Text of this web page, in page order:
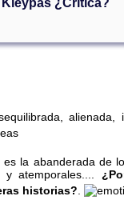
¿Crítica?
la abanderada de
y atemporales....
historias?